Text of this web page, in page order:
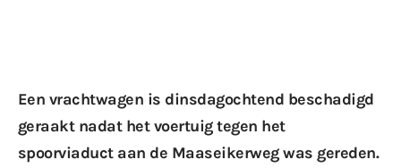
Een vrachtwagen is dinsdagochtend beschadigd
geraakt nadat het voertuig tegen het
spoorviaduct aan de Maaseikerweg was gereden.